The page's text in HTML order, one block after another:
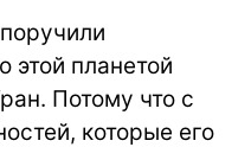
этой планетой
Потому что с
которые его